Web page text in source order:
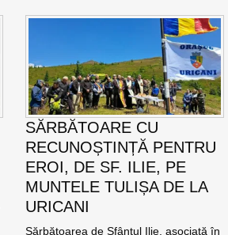
SĂRBĂTOARE CU
RECUNOȘTINȚĂ PENTRU
EROI, DE SF. ILIE, PE
MUNTELE TULIȘA DE LA
URICANI
Sărbătoarea de Sfântul Ilie, asociată în